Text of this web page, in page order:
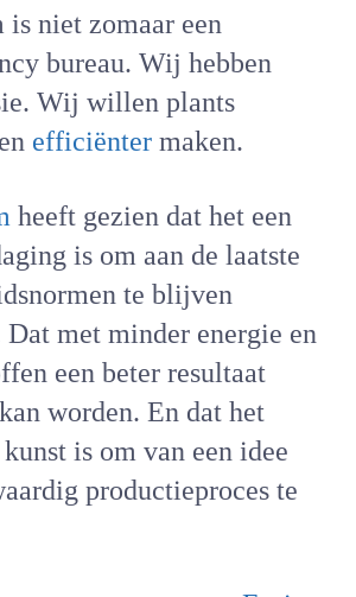
is niet zomaar een
bureau. Wij hebben
Wij willen plants
efficiëntermaken.
heeft gezien dat het een
is om aan de laatste
te blijven
met minder energie en
een beter resultaat
worden. En dat het
is om van een idee
productieproces te